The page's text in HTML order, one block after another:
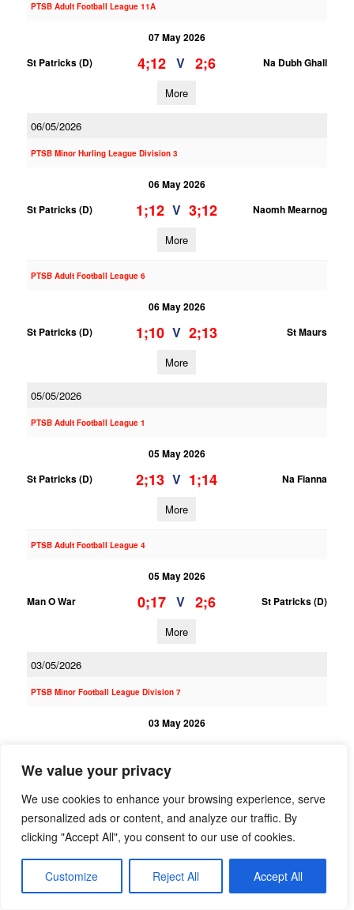
We value your privacy
We use cookies to enhance your browsing experience, serve
personalized ads or content, and analyze our traffic. By
clicking "Accept All", you consent to our use of cookies.
Customize Reject All Accept All
PTSB Adult Football League 11A
07 May 2026
St Patricks (D)
4;12 V 2;6 Na Dubh Ghall
More
06/05/2026
PTSB Minor Hurling League Division 3
06 May 2026
St Patricks (D)
1;12 V 3;12 Naomh Mearnog
More
PTSB Adult Football League 6
06 May 2026
St Patricks (D)
1;10 V 2;13 St Maurs
More
05/05/2026
PTSB Adult Football League 1
05 May 2026
St Patricks (D)
2;13 V 1;14 Na Fianna
More
PTSB Adult Football League 4
05 May 2026
Man O War
0;17 V 2;6 St Patricks (D)
More
03/05/2026
PTSB Minor Football League Division 7
03 May 2026
More
PTSB Minor Football League Division 3
03 May 2026
Naomh Barrog
1;14 V 0;7 St Patricks (D)